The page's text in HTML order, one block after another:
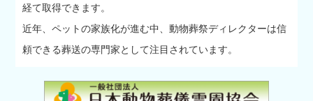
経て取得できます。
近年、ペットの家族化が進む中、動物葬祭ディレクターは信
頼できる葬送の専門家として注目されています。